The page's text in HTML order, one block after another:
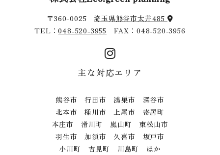
〒360-0025埼玉県熊谷市太井485
TEL：048-520-3955 FAX：048-520-3956
主な対応エリア
熊谷市 行田市 鴻巣市 深谷市
北本市 桶川市 上尾市 寄居町
本庄市 滑川町 嵐山町 東松山市
羽生市 加須市 久喜市 坂戸市
小川町 吉見町 川島町 ほか